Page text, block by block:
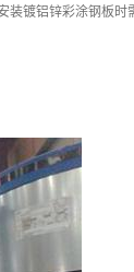
装镀铝锌彩涂钢板时